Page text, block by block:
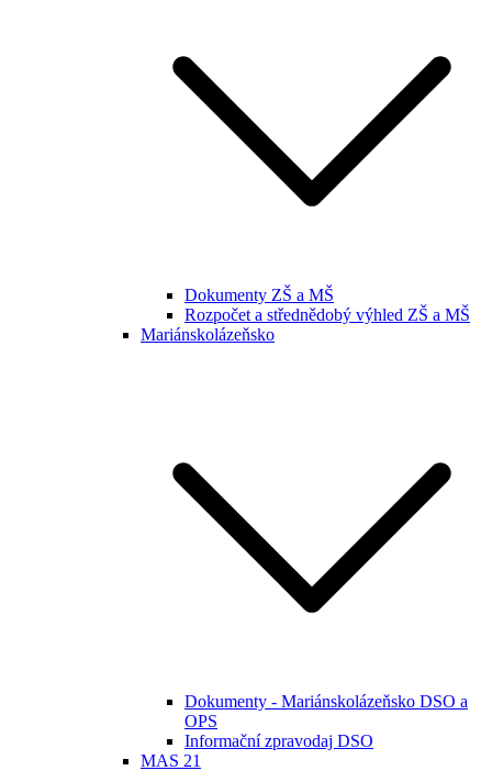
Dokumenty ZŠ a MŠ
Rozpočet a střednědobý výhled ZŠ a MŠ
Mariánskolázeňsko
Dokumenty - Mariánskolázeňsko DSO a
OPS
Informační zpravodaj DSO
MAS 21